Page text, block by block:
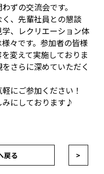
ずの交流会です。
、先輩社員との懇談
、レクリエーション体
々です。参加者の皆様
変えて実施しておりま
さらに深めていただく
にご参加ください！
にしております♪
戻る >